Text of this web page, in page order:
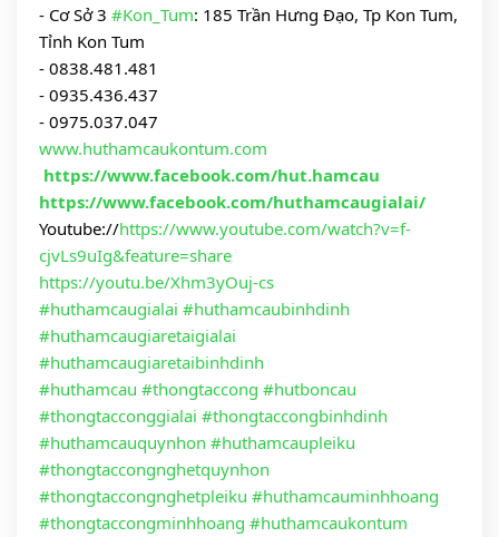
- Cơ Sở 3 #Kon_Tum: 185 Trần Hưng Đạo, Tp Kon Tum,
Tỉnh Kon Tum
- 0838.481.481
- 0935.436.437
- 0975.037.047
www.huthamcaukontum.com
https://www.facebook.com/hut.hamcau
https://www.facebook.com/huthamcaugialai/
Youtube://https://www.youtube.com/watch?v=f-
cjvLs9uIg&feature=share
https://youtu.be/Xhm3yOuj-cs
#huthamcaugialai #huthamcaubinhdinh
#huthamcaugiaretaigialai
#huthamcaugiaretaibinhdinh
#huthamcau #thongtaccong #hutboncau
#thongtacconggialai #thongtaccongbinhdinh
#huthamcauquynhon #huthamcaupleiku
#thongtaccongnghetquynhon
#thongtaccongnghetpleiku #huthamcauminhhoang
#thongtaccongminhhoang #huthamcaukontum